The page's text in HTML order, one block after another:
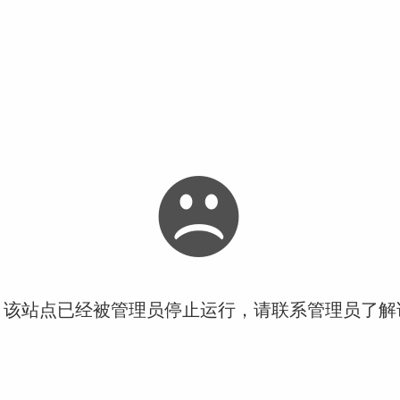
站点已经被管理员停止运行，请联系管理员了